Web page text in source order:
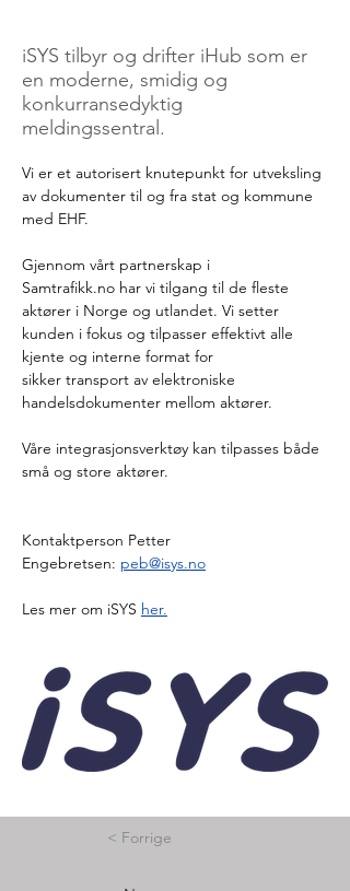
iSYS tilbyr og drifter iHub som er
en moderne, smidig og
konkurransedyktig
meldingssentral.
Vi er et autorisert knutepunkt for utveksling
av dokumenter til og fra stat og kommune
med EHF.
Gjennom vårt partnerskap i
Samtrafikk.no har vi tilgang til de fleste
aktører i Norge og utlandet. Vi setter
kunden i fokus og tilpasser effektivt alle
kjente og interne format for
sikker transport av elektroniske
handelsdokumenter mellom aktører.
Våre integrasjonsverktøy kan tilpasses både
små og store aktører.
Kontaktperson Petter
Engebretsen: peb@isys.no
Les mer om iSYS her.
< Forrige